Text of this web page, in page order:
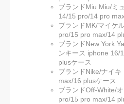
ブランドMiu Miu/ミ
14/15 pro/14 pro
ブランドMK/マイケ
pro/15 pro max/14
ブランドNew York
ンキース iphone 16/
plusケース
ブランドNike/ナイ
max/16 plusケース
ブランドOff-White/
pro/15 pro max/14